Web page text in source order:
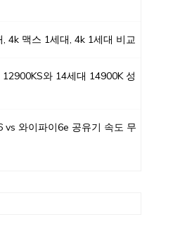
4k 맥스 1세대, 4k 1세대 비교
와 14세대 14900K 성
vs 와이파이6e 공유기 속도 무